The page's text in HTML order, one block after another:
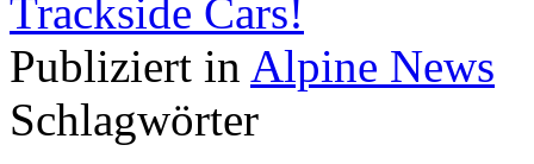
Publiziert in Alpine News
Schlagwörter